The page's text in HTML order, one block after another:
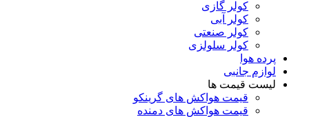
کولر گازی
کولر آبی
کولر صنعتی
کولر سلولزی
پرده هوا
لوازم جانبی
لیست قیمت ها
قیمت هواکش های گرینکو
قیمت هواکش های دمنده